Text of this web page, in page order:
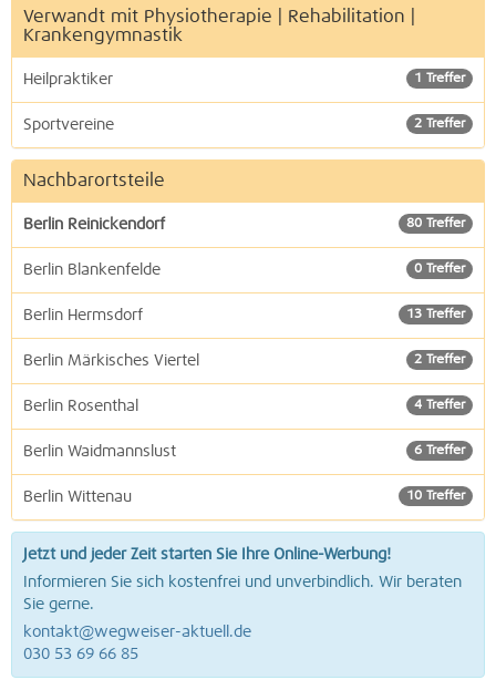
Verwandt mit Physiotherapie | Rehabilitation |
Krankengymnastik
1 Treffer
Heilpraktiker
2 Treffer
Sportvereine
Nachbarortsteile
80 Treffer
Berlin Reinickendorf
0 Treffer
Berlin Blankenfelde
13 Treffer
Berlin Hermsdorf
2 Treffer
Berlin Märkisches Viertel
4 Treffer
Berlin Rosenthal
6 Treffer
Berlin Waidmannslust
10 Treffer
Berlin Wittenau
Jetzt und jeder Zeit starten Sie Ihre Online-Werbung!
Informieren Sie sich kostenfrei und unverbindlich. Wir beraten
Sie gerne.
kontakt@wegweiser-aktuell.de
030 53 69 66 85